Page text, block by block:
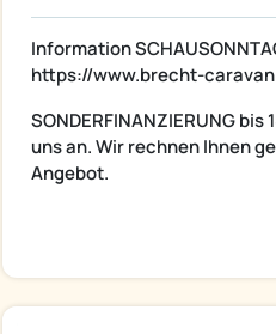
Information
https://www.brecht-
SONDERFINANZIERUNGbis
uns an. Wir rechnen Ihnen
Angebot.